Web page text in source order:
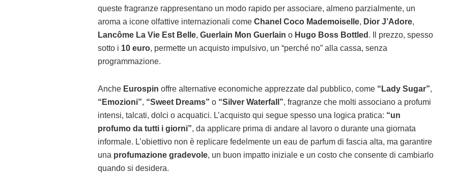
queste fragranze rappresentano un modo rapido per associare, almeno parzialmente, un
aroma a icone olfattive internazionali come Chanel Coco Mademoiselle, Dior J’Adore,
Lancôme La Vie Est Belle, Guerlain Mon Guerlain o Hugo Boss Bottled . Il prezzo, spesso
sotto i 10 euro, permette un acquisto impulsivo, un “perché no” alla cassa, senza
programmazione.
Anche Eurospin offre alternative economiche apprezzate dal pubblico, come “Lady Sugar”,
“Emozioni”, “Sweet Dreams” o “Silver Waterfall”, fragranze che molti associano a profumi
intensi, talcati, dolci o acquatici. L’acquisto qui segue spesso una logica pratica: “un
profumo da tutti i giorni”, da applicare prima di andare al lavoro o durante una giornata
informale. L’obiettivo non è replicare fedelmente un eau de parfum di fascia alta, ma garantire
una profumazione gradevole, un buon impatto iniziale e un costo che consente di cambiarlo
quando si desidera.